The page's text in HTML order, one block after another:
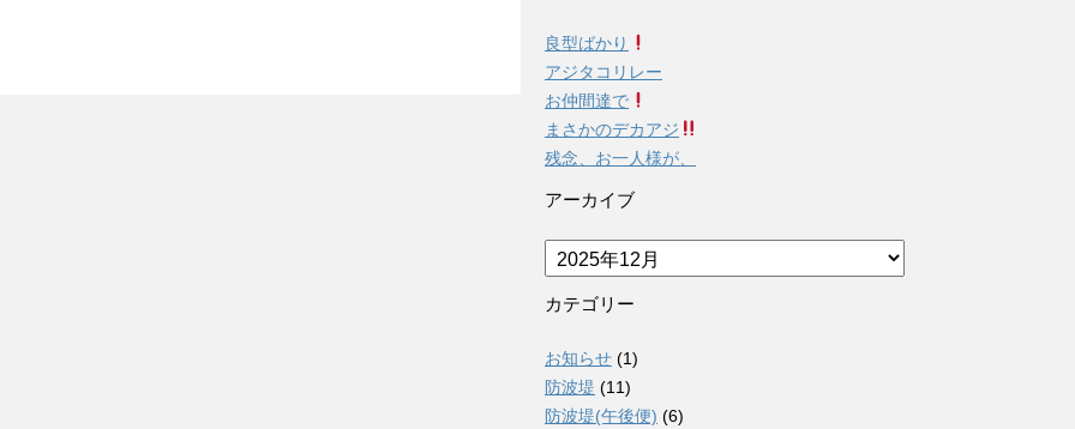
良型ばかり
アジタコリレー
お仲間達で
まさかのデカアジ
残念、お一人様が、
アーカイブ
ア
ー
カ
ブ
カテゴリー
お知らせ (1)
防波堤 (11)
防波堤(午後便) (6)